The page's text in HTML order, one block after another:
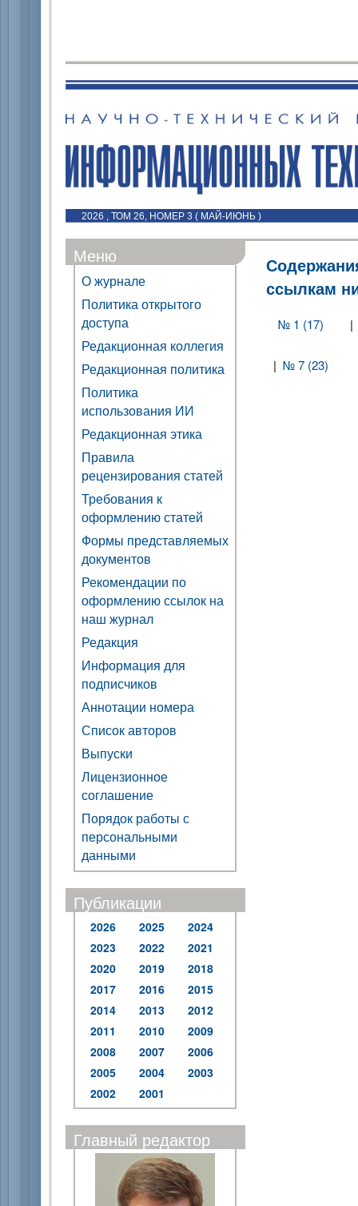
2026 , ТОМ 26, НОМЕР 3 ( МАЙ-ИЮНЬ )
Меню
О журнале
Политика открытого
доступа
Редакционная коллегия
Редакционная политика
Политика
использования ИИ
Редакционная этика
Правила
рецензирования статей
Требования к
оформлению статей
Формы представляемых
документов
Рекомендации по
оформлению ссылок на
наш журнал
Редакция
Информация для
подписчиков
Аннотации номера
Список авторов
Выпуски
Лицензионное
соглашение
Порядок работы с
персональными
данными
Публикации
2026 2025
2024
2023
2022
2021
2020
2019
2018
2017
2016
2015
2014
2013
2012
2011
2010
2009
2008
2007
2006
2005
2004
2003
2002
2001
Главный редактор
ссылкам
№ 1 (17)
| № 7 (23)